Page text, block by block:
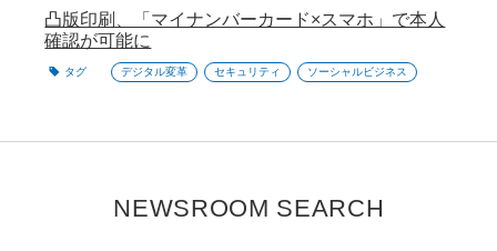
凸版印刷、「マイナンバーカード×スマホ」で本人
確認が可能に
タグ デジタル変革 セキュリティ ソーシャルビジネス
NEWSROOM SEARCH